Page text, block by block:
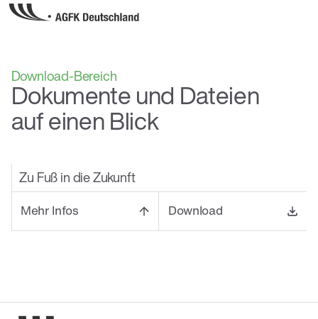
Download-Bereich
Dokumente und Dateien
auf einen Blick
Zu Fuß in die Zukunft
Mehr Infos Download
und zeigt, wie der Fußverkehr gezielt und